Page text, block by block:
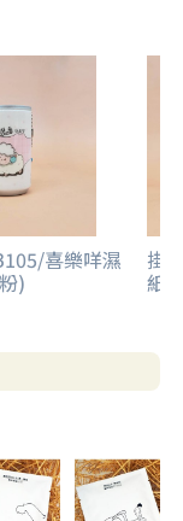
喜樂咩濕
)
掛
紙